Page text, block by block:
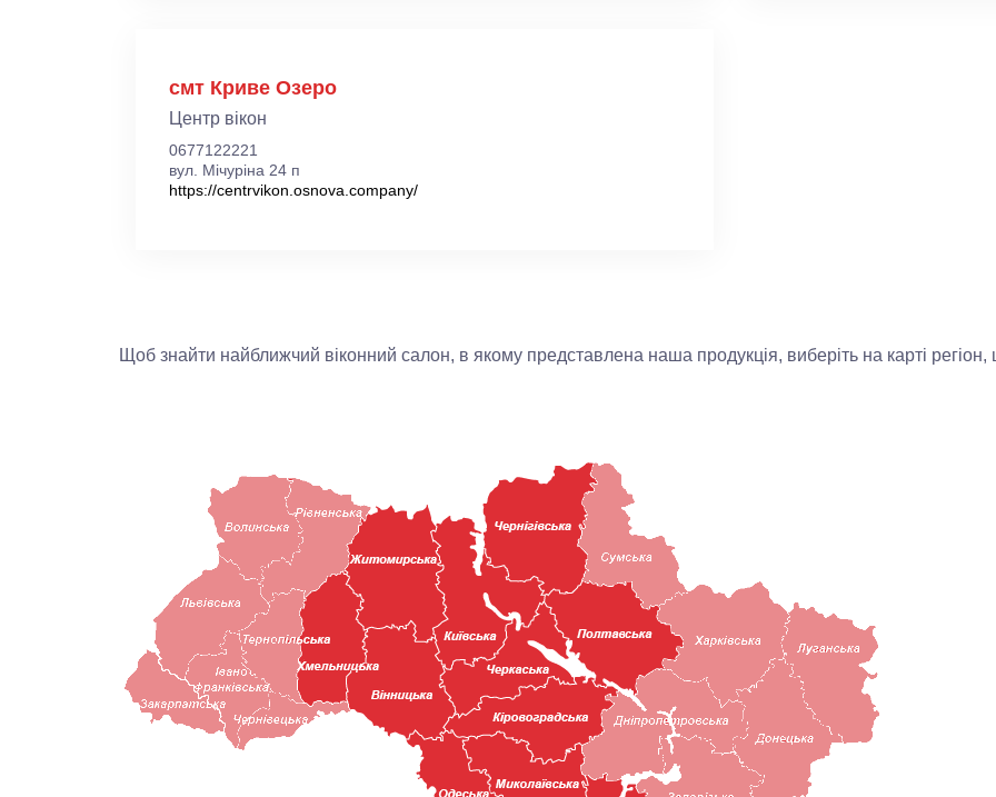
смт Криве Озеро
Центр вікон
0677122221
вул. Мічуріна 24 п
https://centrvikon.osnova.company/
Щоб знайти найближчий віконний салон, в якому представлена наша продукція, виберіть на карті регіон,